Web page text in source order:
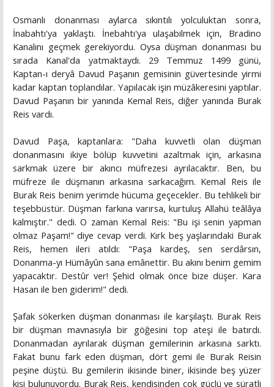
Osmanlı donanması aylarca sıkıntılı yolculuktan sonra,
İnabahtı'ya yaklaştı. İnebahtı'ya ulaşabilmek için, Bradino
Kanalını geçmek gerekiyordu. Oysa düşman donanması bu
sırada Kanal'da yatmaktaydı. 29 Temmuz 1499 günü,
Kaptan-ı deryâ Davud Paşanın gemisinin güvertesinde yirmi
kadar kaptan toplandılar. Yapılacak işin müzâkeresini yaptılar.
Davud Paşanın bir yanında Kemal Reis, diğer yanında Burak
Reis vardı.
Davud Paşa, kaptanlara: "Daha kuvvetli olan düşman
donanmasını ikiye bölüp kuvvetini azaltmak için, arkasına
sarkmak üzere bir akıncı müfrezesi ayrılacaktır. Ben, bu
müfreze ile düşmanın arkasına sarkacağım. Kemal Reis ile
Burak Reis benim yerimde hücuma geçecekler. Bu tehlikeli bir
teşebbüstür. Düşman farkına varırsa, kurtuluş Allahü teâlâya
kalmıştır." dedi. O zaman Kemal Reis: "Bu işi senin yapman
olmaz Paşam!" diye cevap verdi. Kırk beş yaşlarındaki Burak
Reis, hemen ileri atıldı: "Paşa kardeş, sen serdârsın,
Donanma-yı Hümâyûn sana emânettir. Bu akını benim gemim
yapacaktır. Destûr ver! Şehid olmak önce bize düşer. Kara
Hasan ile ben giderim!" dedi.
Şafak sökerken düşman donanması ile karşılaştı. Burak Reis
bir düşman mavnasıyla bir göğesini top ateşi ile batırdı.
Donanmadan ayrılarak düşman gemilerinin arkasına sarktı.
Fakat bunu fark eden düşman, dört gemi ile Burak Reisin
peşine düştü. Bu gemilerin ikisinde biner, ikisinde beş yüzer
kişi bulunuyordu. Burak Reis, kendisinden çok güçlü ve süratli